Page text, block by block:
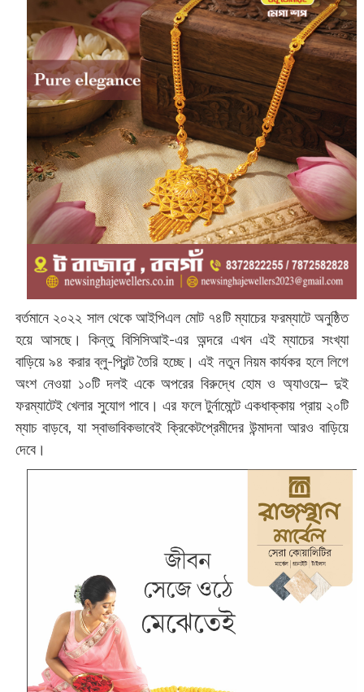
বর্তমানে ২০২২ সাল থেকে আইপিএল মোট ৭৪টি ম্যাচের ফরম্যাটে অনুষ্ঠিত
হয়ে আসছে। কিন্তু বিসিসিআই-এর অন্দরে এখন এই ম্যাচের সংখ্যা
বাড়িয়ে ৯৪ করার ব্লু-প্রিন্ট তৈরি হচ্ছে। এই নতুন নিয়ম কার্যকর হলে লিগে
অংশ নেওয়া ১০টি দলই একে অপরের বিরুদ্ধে হোম ও অ্যাওয়ে– দুই
ফরম্যাটেই খেলার সুযোগ পাবে। এর ফলে টুর্নামেন্টে একধাক্কায় প্রায় ২০টি
ম্যাচ বাড়বে, যা স্বাভাবিকভাবেই ক্রিকেটপ্রেমীদের উন্মাদনা আরও বাড়িয়ে
দেবে।